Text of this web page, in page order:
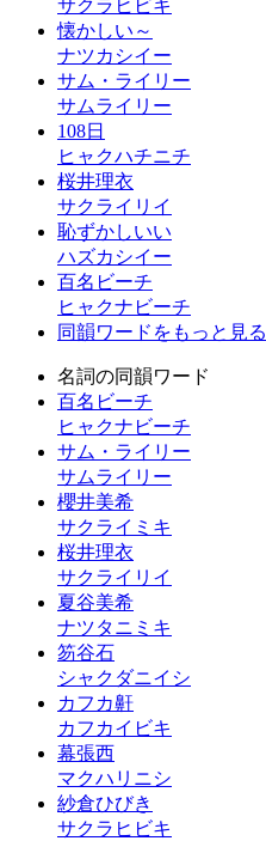
サクラヒビキ
懐かしい～
ナツカシイー
サム・ライリー
サムライリー
108日
ヒャクハチニチ
桜井理衣
サクライリイ
恥ずかしいい
ハズカシイー
百名ビーチ
ヒャクナビーチ
同韻ワードをもっと見る
名詞の同韻ワード
百名ビーチ
ヒャクナビーチ
サム・ライリー
サムライリー
櫻井美希
サクライミキ
桜井理衣
サクライリイ
夏谷美希
ナツタニミキ
笏谷石
シャクダニイシ
カフカ鼾
カフカイビキ
幕張西
マクハリニシ
紗倉ひびき
サクラヒビキ